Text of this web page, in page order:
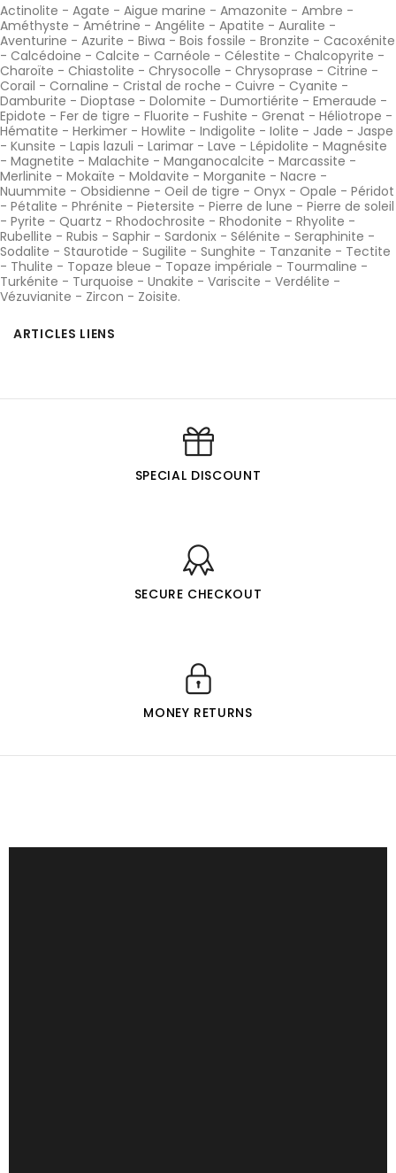
Actinolite - Agate - Aigue marine - Amazonite - Ambre -
Améthyste - Amétrine - Angélite - Apatite - Auralite -
Aventurine - Azurite - Biwa - Bois fossile - Bronzite - Cacoxénite
- Calcédoine - Calcite - Carnéole - Célestite - Chalcopyrite -
Charoïte - Chiastolite - Chrysocolle - Chrysoprase - Citrine -
Corail - Cornaline - Cristal de roche - Cuivre - Cyanite -
Damburite - Dioptase - Dolomite - Dumortiérite - Emeraude -
Epidote - Fer de tigre - Fluorite - Fushite - Grenat - Héliotrope -
Hématite - Herkimer - Howlite - Indigolite - Iolite - Jade - Jaspe
- Kunsite - Lapis lazuli - Larimar - Lave - Lépidolite - Magnésite
- Magnetite - Malachite - Manganocalcite - Marcassite -
Merlinite - Mokaïte - Moldavite - Morganite - Nacre -
Nuummite - Obsidienne - Oeil de tigre - Onyx - Opale - Péridot
- Pétalite - Phrénite - Pietersite - Pierre de lune - Pierre de soleil
- Pyrite - Quartz - Rhodochrosite - Rhodonite - Rhyolite -
Rubellite - Rubis - Saphir - Sardonix - Sélénite - Seraphinite -
Sodalite - Staurotide - Sugilite - Sunghite - Tanzanite - Tectite
- Thulite - Topaze bleue - Topaze impériale - Tourmaline -
Turkénite - Turquoise - Unakite - Variscite - Verdélite -
Vézuvianite - Zircon - Zoisite.
ARTICLES LIENS
SPECIAL DISCOUNT
SECURE CHECKOUT
MONEY RETURNS